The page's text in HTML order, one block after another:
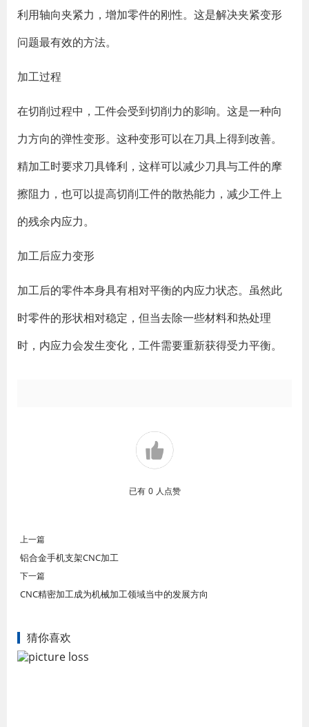
利用轴向夹紧力，增加零件的刚性。这是解决夹紧变形
问题最有效的方法。
加工过程
在切削过程中，工件会受到切削力的影响。这是一种向
力方向的弹性变形。这种变形可以在刀具上得到改善。
精加工时要求刀具锋利，这样可以减少刀具与工件的摩
擦阻力，也可以提高切削工件的散热能力，减少工件上
的残余内应力。
加工后应力变形
加工后的零件本身具有相对平衡的内应力状态。虽然此
时零件的形状相对稳定，但当去除一些材料和热处理
时，内应力会发生变化，工件需要重新获得受力平衡。
已有 0 人点赞
上一篇
铝合金手机支架CNC加工
下一篇
CNC精密加工成为机械加工领域当中的发展方向
猜你喜欢